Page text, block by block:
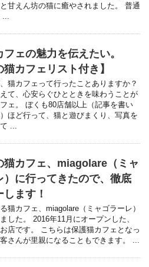
甘えん坊の猫に癒やされました。 普通
ェの魅力を伝えたい。
猫カフェリスト付き】
猫カフェって行ったことありますか？
て、心安らぐひとときを味わうことが
ェ。 ぼくも80店舗以上（記事を書い
ほど行って、猫と遊びまくり、写真を
...
猫カフェ、miagolare（ミャ
）に行ってきたので、徹底
ます！
猫カフェ、miagolare（ミャゴラーレ）
した。 2016年11月にオープンした、
店です。 こちらは保護猫カフェとなっ
さんが里親になることもできます。 ...